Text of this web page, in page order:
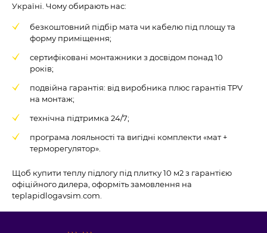
Україні. Чому обирають нас:
безкоштовний підбір мата чи кабелю під площу та
форму приміщення;
сертифіковані монтажники з досвідом понад 10
років;
подвійна гарантія: від виробника плюс гарантія TPV
на монтаж;
технічна підтримка 24/7;
програма лояльності та вигідні комплекти «мат +
терморегулятор».
Щоб купити теплу підлогу під плитку 10 м2 з гарантією
офіційного дилера, оформіть замовлення на
teplapidlogavsim.com.